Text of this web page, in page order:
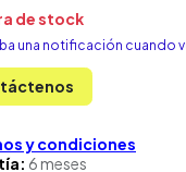
de stock
una notificación cuando
y condiciones
6 meses